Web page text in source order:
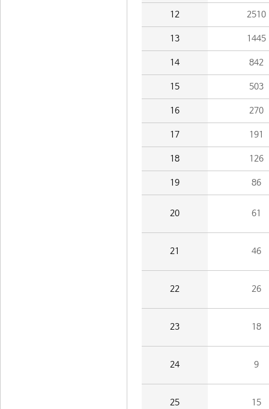
12 2510
13 1445
14 842
15 503
16 270
17 191
18 126
19 86
20 61
21 46
22 26
23 18
24 9
25 15